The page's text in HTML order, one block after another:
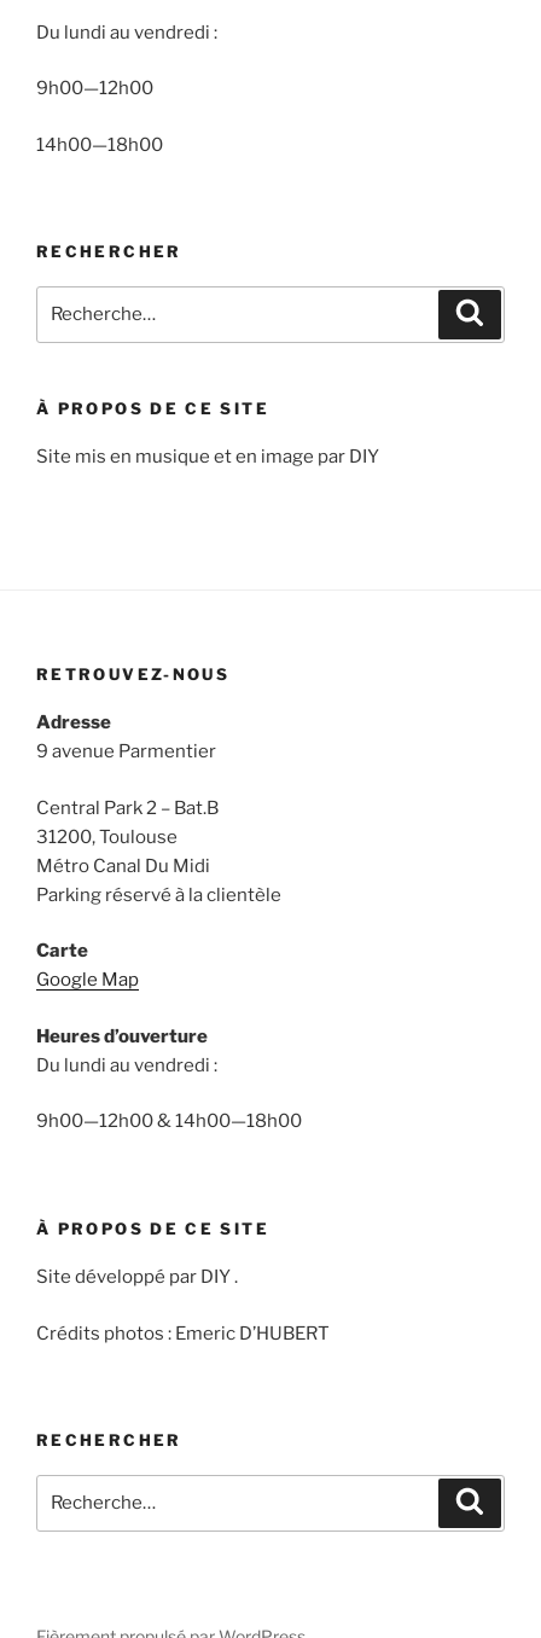
Du lundi au vendredi :
9h00—12h00
14h00—18h00
RECHERCHER
pour
À PROPOS DE CE SITE
Site mis en musique et en image par DIY
RETROUVEZ-NOUS
Adresse
9 avenue Parmentier
Central Park 2 – Bat.B
31200, Toulouse
Métro Canal Du Midi
Parking réservé à la clientèle
Carte
Google Map
Heures d’ouverture
Du lundi au vendredi :
9h00—12h00 & 14h00—18h00
À PROPOS DE CE SITE
Site développé par DIY .
Crédits photos : Emeric D’HUBERT
RECHERCHER
pour